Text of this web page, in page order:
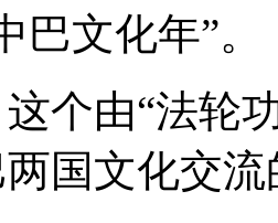
巴文化年”。
由“法轮功
国文化交